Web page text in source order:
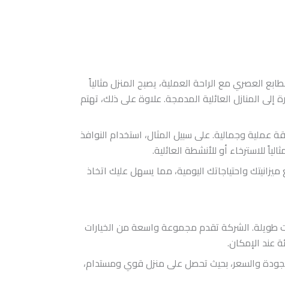
العصري مع الراحة العملية، يصبح المنزل مثالياً
المنازل العائلية المدمجة. علاوة على ذلك، تهتم
عملية وجمالية. على سبيل المثال، استخدام النوافذ
للاسترخاء أو للأنشطة العائلية.
واحتياجاتك اليومية، مما يسهل عليك اتخاذ
طويلة. الشركة تقدم مجموعة واسعة من الخيارات
عند الإمكان.
والسعر، بحيث تحصل على منزل قوي ومستدام،